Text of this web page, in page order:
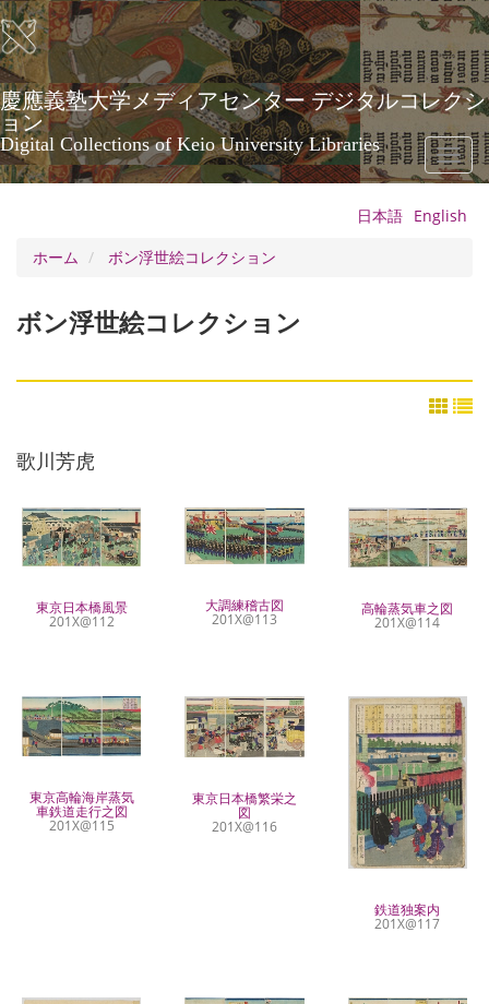
メ
イ
ン
コ
ン
テ
ン
ツ
に
慶應義塾大学メディアセンター デジタルコレクシ
ョン
Digital Collections of Keio University Libraries
Toggle
日本語 English
ホーム
ボン浮世絵コレクション
ボン浮世絵コレクション
歌川芳虎
東京日本橋風景
201X@112
大調練稽古図
201X@113
高輪蒸気車之図
201X@114
東京高輪海岸蒸気
車鉄道走行之図
201X@115
東京日本橋繁栄之
図
201X@116
鉄道独案内
201X@117